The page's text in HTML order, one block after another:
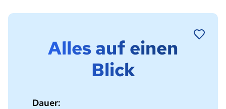
Alles auf einen
Blick
Dauer: